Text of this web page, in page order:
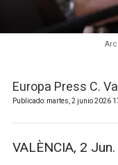
Europa Press C.
Publicado: martes, 2 junio 2026
VALÈNCIA, 2